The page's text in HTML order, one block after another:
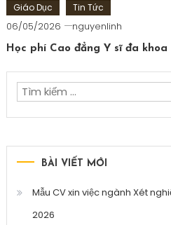
Giáo Dục Tin Tức
06/05/2026 nguyenlinh
Học phí Cao đẳng Y sĩ đa
BÀI VIẾT MỚI
Mẫu CV xin việc ngành Xét
2026